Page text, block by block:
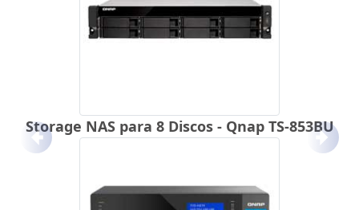
Storage NAS para 8 Discos - Qnap TS-853BU
Anterior